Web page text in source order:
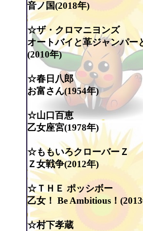
音ノ国(2018年)
☆ザ・クロマニヨンズ
オートバイと革ジャンパー
(2010年)
☆春日八郎
お富さん(1954年)
☆山口百恵
乙女座宮(1978年)
☆ももいろクローバーＺ
Ｚ女戦争(2012年)
☆ＴＨＥ ポッシボー
乙女！ Be Ambitious！
☆村下孝蔵